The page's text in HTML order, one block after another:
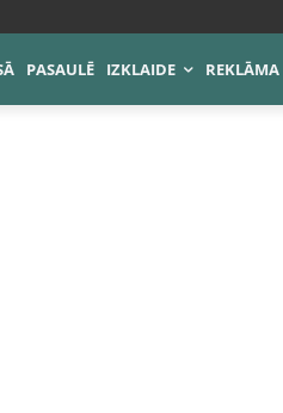
PASAULĒ IZKLAIDE REKLĀMA